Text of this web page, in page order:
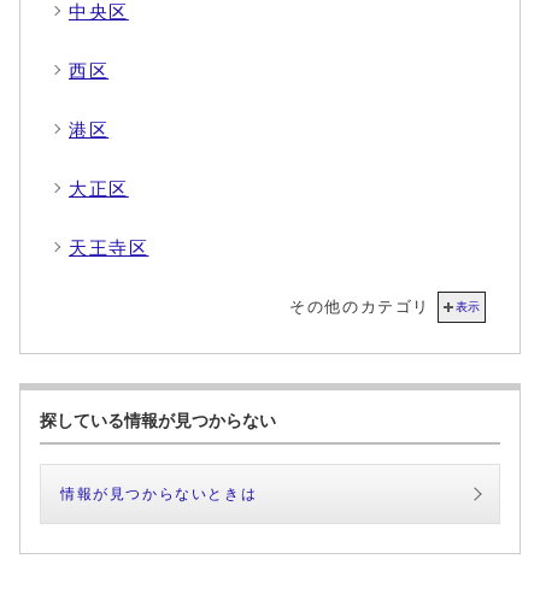
中央区
西区
港区
大正区
天王寺区
その他のカテゴリ 表示
探している情報が見つからない
情報が見つからないときは